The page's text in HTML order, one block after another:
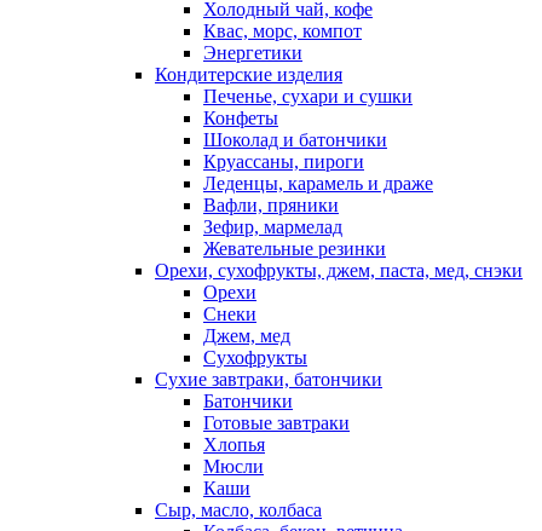
Холодный чай, кофе
Квас, морс, компот
Энергетики
Кондитерские изделия
Печенье, сухари и сушки
Конфеты
Шоколад и батончики
Круассаны, пироги
Леденцы, карамель и драже
Вафли, пряники
Зефир, мармелад
Жевательные резинки
Орехи, сухофрукты, джем, паста, мед, снэки
Орехи
Снеки
Джем, мед
Сухофрукты
Сухие завтраки, батончики
Батончики
Готовые завтраки
Хлопья
Мюсли
Каши
Сыр, масло, колбаса